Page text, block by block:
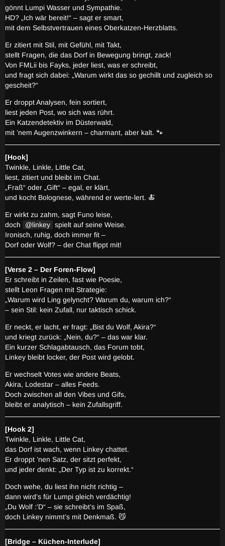
gönnt Lumpi Wasser und Sympathie.
HD? „Ich wär bereit!“ – sagt er smart,
mit dem Selbstvertrauen eines Oberkatzen-Herzblatts.
Er zitiert mit Stil, mit Gefühl, mit Takt,
stellt Fragen, die das Dorf in Bewegung bringt, zack!
Von FMLii bis Fayks, jeder liest, was er schreibt,
und fragt sich dabei: „Warum wirkt das so gechillt und zugleich so
gescheit?“
Er droppt Analysen, fein sortiert,
liest jeden Post, wo sich was rührt.
Ein Katzendetektiv im Düsterwald,
mit ’nem Augenzwinkern – charmant, aber kalt. 🐾
[Hook]
Twinkle, Linkle, Little Cat,
liest, zitiert und bleibt im Chat.
„Fraß“ oder „Gift“ – egal, er klärt,
und kocht Bolognese, während er werte-lert. 🍝
Er wirkt zu zahm, sagt Funo leise,
doch
linkey spielt auf seine Weise.
Ironisch, ruhig, doch immer fit –
Dorf oder Wolf? – der Chat flippt mit!
[Verse 2 – Der Foren-Flow]
Er schreibt in Zeilen, fast wie Poesie,
stellt Leon Fragen mit Strategie:
„Warum wird Ling gelyncht? Warum du, warum ich?“
– sein Stil: kein Zufall, nur taktisch schick.
Er neckt, er lacht, er fragt: „Bist du Wolf, Akira?“
und kriegt zurück: „Nein, du?“ – das war klar.
Ein kurzer Schlagabtausch, das Forum tobt,
Linkey bleibt locker, der Post wird gelobt.
Er wechselt Votes wie andere Beats,
Akira, Lodestar – alles Feeds.
Doch zwischen all den Vibes und Gifs,
bleibt er analytisch – kein Zufallsgriff.
[Hook 2]
Twinkle, Linkle, Little Cat,
das Dorf ist wach, wenn Linkey chattet.
Er droppt ’nen Satz, der sitzt perfekt,
und jeder denkt: „Der Typ ist zu korrekt.“
Doch wehe, du liest ihn nicht richtig –
dann wird’s für Lumpi gleich verdächtig!
„Du Wolf :'D“ – sie schreibt’s im Spaß,
doch Linkey nimmt’s mit Denkmaß. 😼
[Bridge – Küchen-Interlude]